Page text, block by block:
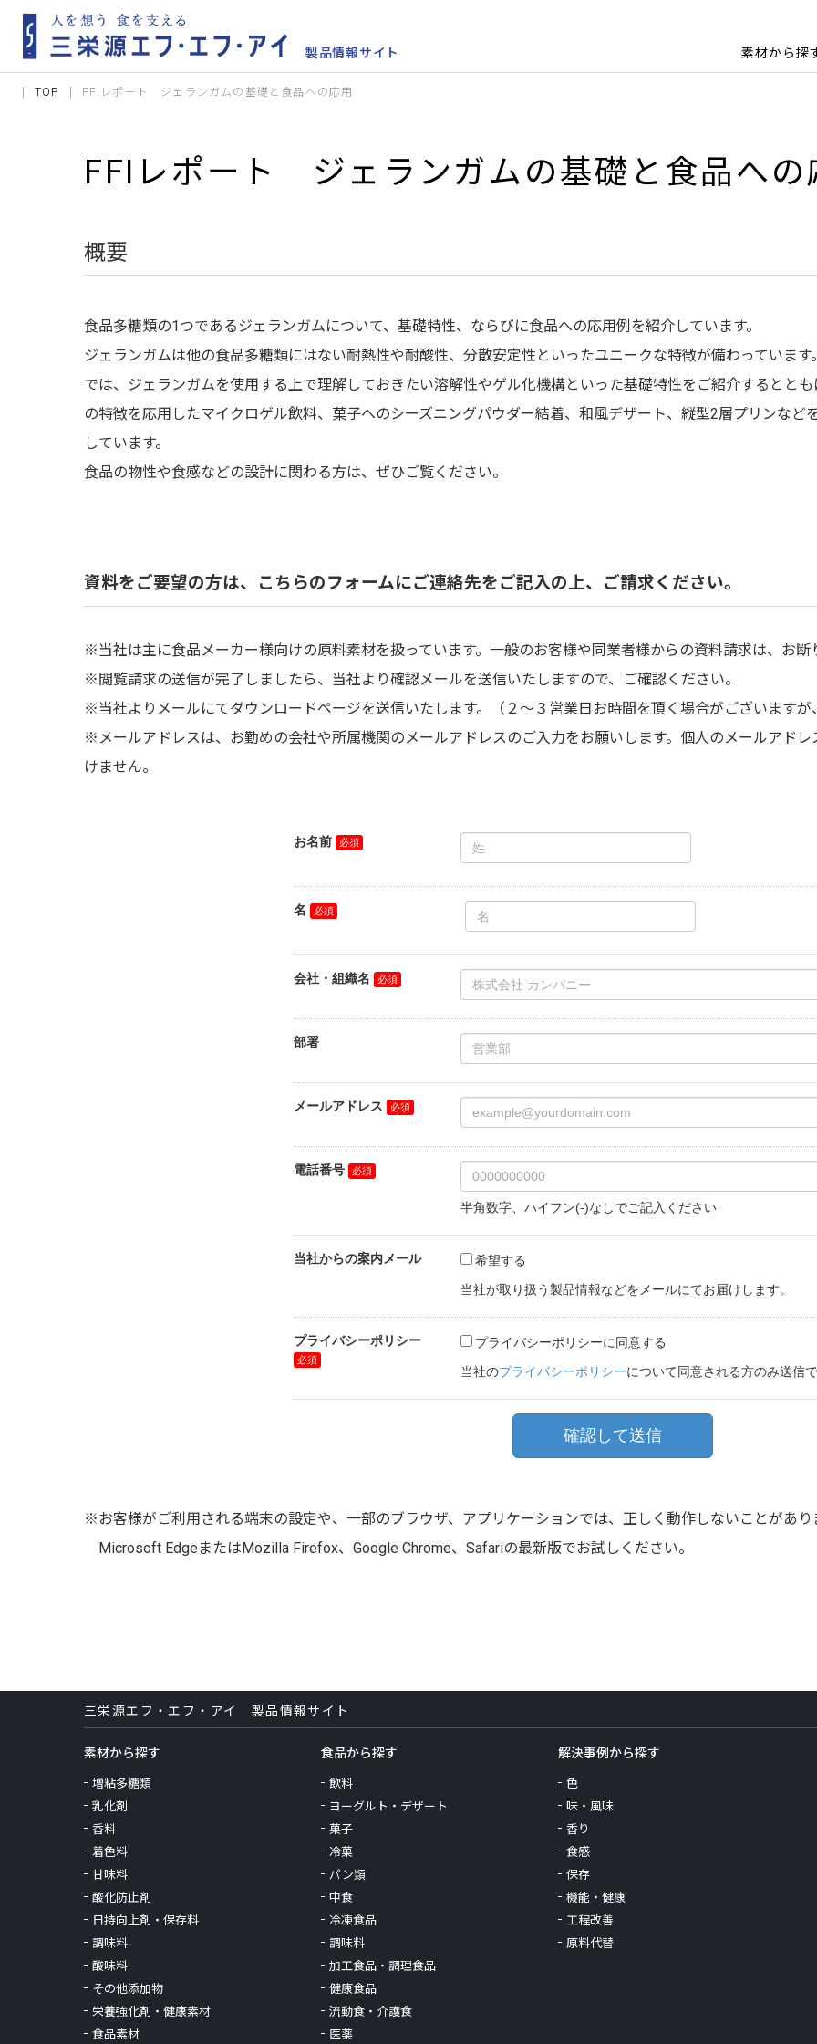
素材から探
TOP FFIレポート ジェランガムの基礎と食品への応用
FFIレポート ジェランガムの基礎と食品への
概要
​ 食品多糖類の1つであるジェランガムについて、基礎特性、ならびに食品への応用例を紹介しています。
ジェランガムは他の食品多糖類にはない耐熱性や耐酸性、分散安定性といったユニークな特徴が備わっています
では、ジェランガムを使用する上で理解しておきたい溶解性やゲル化機構といった基礎特性をご紹介するとと
の特徴を応用したマイクロゲル飲料、菓子へのシーズニングパウダー結着、和風デザート、縦型2層プリンなど
しています。
食品の物性や食感などの設計に関わる方は、ぜひご覧ください。
資料をご要望の方は、こちらのフォームにご連絡先をご記入の上、ご請求ください。
※当社は主に食品メーカー様向けの原料素材を扱っています。一般のお客様や同業者様からの資料請求は、お断
※閲覧請求の送信が完了しましたら、当社より確認メールを送信いたしますので、ご確認ください。
※当社よりメールにてダウンロードページを送信いたします。（２～３営業日お時間を頂く場合がございます
※メールアドレスは、お勤めの会社や所属機関のメールアドレスのご入力をお願いします。個人のメールアド
けません。
※お客様がご利用される端末の設定や、一部のブラウザ、アプリケーションでは、正しく動作しないことがあり
Microsoft EdgeまたはMozilla Firefox、Google Chrome、Safariの最新版でお試しください。
三栄源エフ・エフ・アイ 製品情報サイト
素材から探す
増粘多糖類
乳化剤
香料
着色料
甘味料
酸化防止剤
日持向上剤・保存料
調味料
酸味料
その他添加物
栄養強化剤・健康素材
食品素材
食品から探す
飲料
ヨーグルト・デザート
菓子
冷菓
パン類
中食
冷凍食品
調味料
加工食品・調理食品
健康食品
流動食・介護食
医薬
解決事例から探す
色
味・風味
香り
食感
保存
機能・健康
工程改善
原料代替